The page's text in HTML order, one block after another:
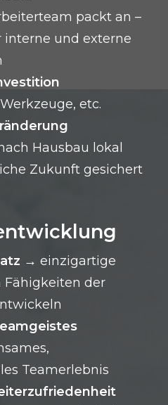
packt an –
und externe
etc.
Hausbau lokal
Zukunft gesichert
→ einzigartige
der
Teamerlebnis